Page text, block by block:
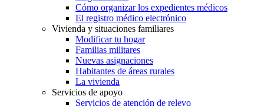
Cómo organizar los expedientes médicos
El registro médico electrónico
Vivienda y situaciones familiares
Modificar tu hogar
Familias militares
Nuevas asignaciones
Habitantes de áreas rurales
La vivienda
Servicios de apoyo
Servicios de atención de relevo